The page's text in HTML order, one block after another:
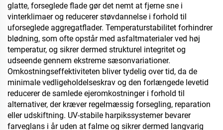
glatte, forsegledе flade gør det nemt at fjerne sne i
vinterklimaer og reducerer støvdannelse i forhold til
uforseglede aggregatflader. Temperaturstabilitet forhindrer
blødning, som ofte opstår med asfaltmaterialer ved høj
temperatur, og sikrer dermed strukturel integritet og
udseende gennem ekstreme sæsonvariationer.
Omkostningseffektiviteten bliver tydelig over tid, da de
minimale vedligeholdelseskrav og den forlængede levetid
reducerer de samlede ejeromkostninger i forhold til
alternativer, der kræver regelmæssig forsegling, reparation
eller udskiftning. UV-stabile harpikssystemer bevarer
farveglans i år uden at falme og sikrer dermed langvarig